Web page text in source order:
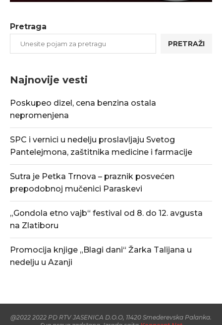
Pretraga
PRETRAŽI
Najnovije vesti
Poskupeo dizel, cena benzina ostala
nepromenjena
SPC i vernici u nedelju proslavljaju Svetog
Pantelejmona, zaštitnika medicine i farmacije
Sutra je Petka Trnova – praznik posvećen
prepodobnoj mučenici Paraskevi
„Gondola etno vajb“ festival od 8. do 12. avgusta
na Zlatiboru
Promocija knjige „Blagi dani“ Žarka Talijana u
nedelju u Azanji
@2022 2022 PD RTV JASENICA D.O.O, 11420 Smederevska Palanka.